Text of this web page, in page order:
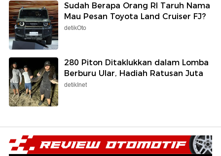
Sudah Berapa Orang RI Taruh Nama
Mau Pesan Toyota Land Cruiser FJ?
detikOto
280 Piton Ditaklukkan dalam Lomba
Berburu Ular, Hadiah Ratusan Juta
detikInet